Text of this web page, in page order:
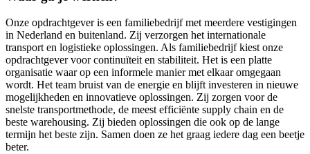
Onze opdrachtgever is een familiebedrijf met meerdere vestigingen
in Nederland en buitenland. Zij verzorgen het internationale
transport en logistieke oplossingen. Als familiebedrijf kiest onze
opdrachtgever voor continuïteit en stabiliteit. Het is een platte
organisatie waar op een informele manier met elkaar omgegaan
wordt. Het team bruist van de energie en blijft investeren in nieuwe
mogelijkheden en innovatieve oplossingen. Zij zorgen voor de
snelste transportmethode, de meest efficiënte supply chain en de
beste warehousing. Zij bieden oplossingen die ook op de lange
termijn het beste zijn. Samen doen ze het graag iedere dag een beetje
beter.